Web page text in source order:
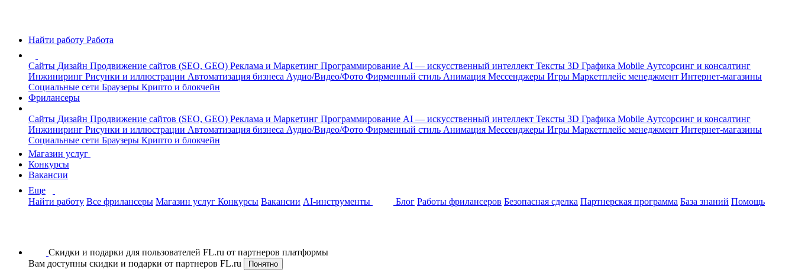
Найти работу Работа
Сайты Дизайн Продвижение сайтов (SEO, GEO) Реклама и Маркетинг Программирование AI — искусственный интеллект Тексты 3D Графика Mobile Аутсорсинг и консалтинг
Инжиниринг Рисунки и иллюстрации Автоматизация бизнеса Аудио/Видео/Фото Фирменный стиль Анимация Мессенджеры Игры Маркетплейс менеджмент Интернет-магазины
Социальные сети Браузеры Крипто и блокчейн
Фрилансеры
Сайты Дизайн Продвижение сайтов (SEO, GEO) Реклама и Маркетинг Программирование AI — искусственный интеллект Тексты 3D Графика Mobile Аутсорсинг и консалтинг
Инжиниринг Рисунки и иллюстрации Автоматизация бизнеса Аудио/Видео/Фото Фирменный стиль Анимация Мессенджеры Игры Маркетплейс менеджмент Интернет-магазины
Социальные сети Браузеры Крипто и блокчейн
Магазин услуг
Конкурсы
Вакансии
Еще
Найти работу Все фрилансеры Магазин услуг Конкурсы Вакансии AI-инструменты Блог Работы фрилансеров Безопасная сделка Партнерская программа База знаний Помощь
Скидки и подарки для пользователей FL.ru от партнеров платформы
Вам доступны скидки и подарки от партнеров FL.ru
Понятно